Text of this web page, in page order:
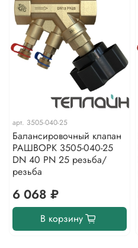
арт. 3505-040-25
Балансировочный клапан
РАШВОРК 3505-040-25
DN 40 PN 25 резьба/
резьба
6 068 ₽
В корзину